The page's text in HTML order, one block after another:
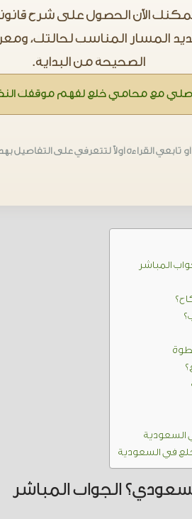
الآن الحصول على شرح
المسار المناسب لحالتك،
الصحيحة من البداية.
مع محامي خلع لفهم موقفك
أو تابعي القراءة أولاً لتتعرفي على التفاصيل
المباشر
السعودية
في السعودية
الجواب المباشر